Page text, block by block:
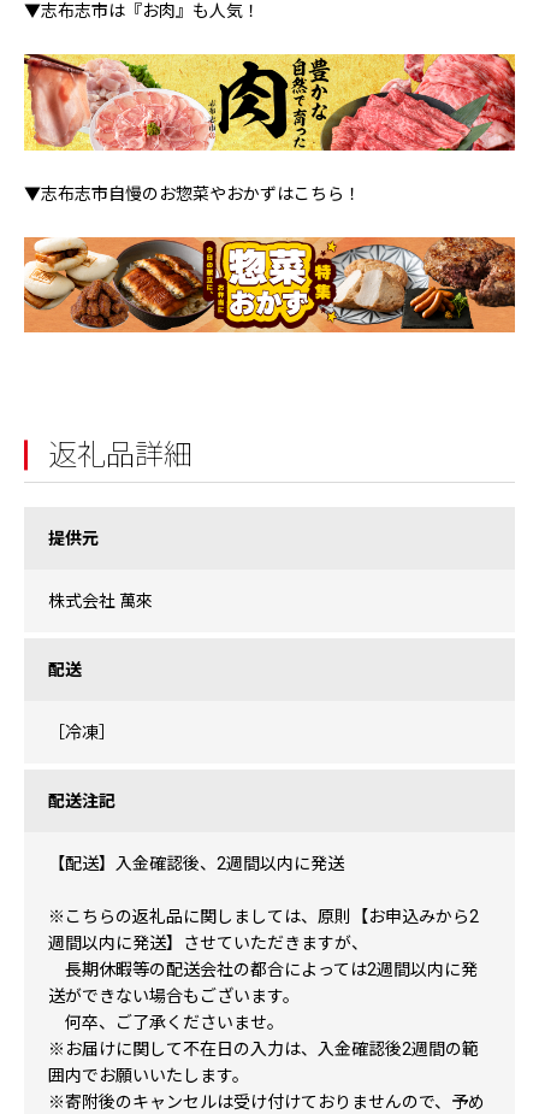
▼志布志市は『お肉』も人気！
▼志布志市自慢のお惣菜やおかずはこちら！
返礼品詳細
提供元
株式会社 萬來
配送
［冷凍］
配送注記
【配送】入金確認後、2週間以内に発送
※こちらの返礼品に関しましては、原則【お申込みから2
週間以内に発送】させていただきますが、
長期休暇等の配送会社の都合によっては2週間以内に発
送ができない場合もございます。
何卒、ご了承くださいませ。
※お届けに関して不在日の入力は、入金確認後2週間の範
囲内でお願いいたします。
※寄附後のキャンセルは受け付けておりませんので、予め